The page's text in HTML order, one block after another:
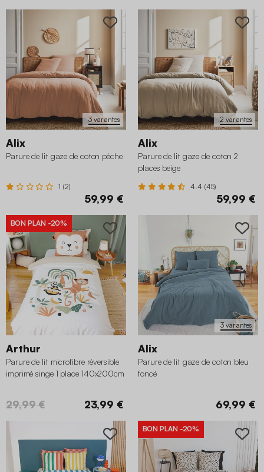
3 variantes
Alix
Parure de lit gaze de coton pêche
1 (2)
59,99 €
2 variantes
Alix
Parure de lit gaze de coton 2
places beige
4.4 (45)
59,99 €
BON PLAN -20%
Arthur
Parure de lit microfibre réversible
imprimé singe 1 place 140x200cm
29,99 € 23,99 €
3 variantes
Alix
Parure de lit gaze de coton bleu
foncé
69,99 €
BON PLAN -20%